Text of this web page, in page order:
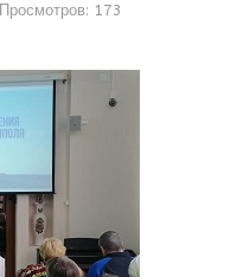
Просмотров: 173